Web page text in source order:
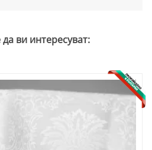
ви интересуват: